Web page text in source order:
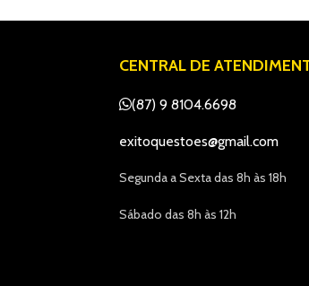
CENTRAL DE
(87) 9 8104.6698
exitoquestoes@gmail.com
Segunda a Sexta das 8h às 18h
Sábado das 8h às 12h